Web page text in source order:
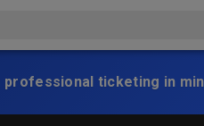
professional ticketing in